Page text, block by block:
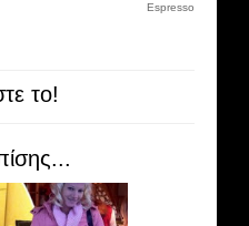
Espresso
το!